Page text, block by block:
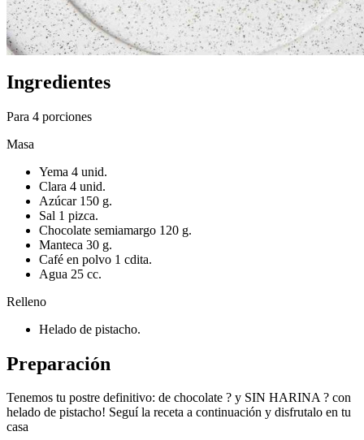
Ingredientes
Para 4 porciones
Masa
Yema 4 unid.
Clara 4 unid.
Azúcar 150 g.
Sal 1 pizca.
Chocolate semiamargo 120 g.
Manteca 30 g.
Café en polvo 1 cdita.
Agua 25 cc.
Relleno
Helado de pistacho.
Preparación
Tenemos tu postre definitivo: de chocolate ? y SIN HARINA ? con
helado de pistacho! Seguí la receta a continuación y disfrutalo en tu
casa